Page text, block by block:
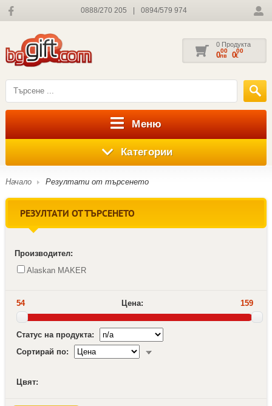
0888/270 205 0894/579 974
0 Продукта
000
лв 000
€
Меню
Категории
Начало Резултати от търсенето
РЕЗУЛТАТИ ОТ ТЪРСЕНЕТО
Производител:
Alaskan MAKER
54 Цена: 159
Статус на продукта:
Сортирай по:
Цвят: